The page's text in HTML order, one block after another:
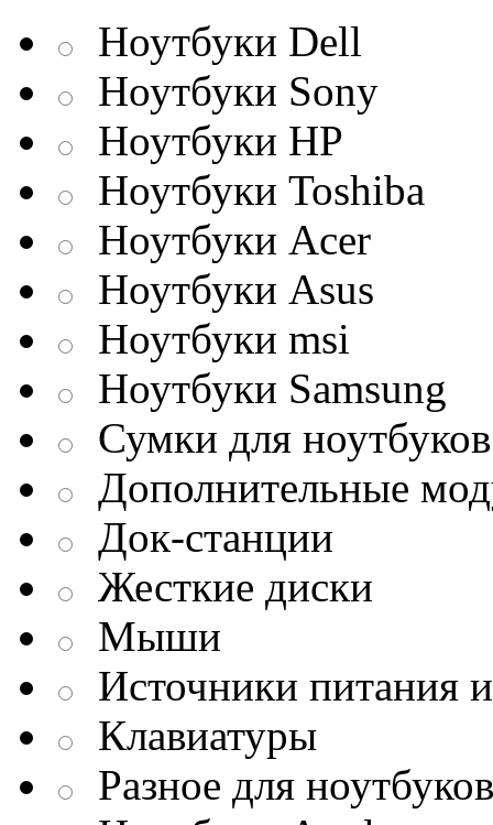
Ноутбуки Dell
Ноутбуки Sony
Ноутбуки HP
Ноутбуки Toshiba
Ноутбуки Acer
Ноутбуки Asus
Ноутбуки msi
Ноутбуки Samsung
Сумки для ноутбуков
Дополнительные
Док-станции
Жесткие диски
Мыши
Источники питания
Клавиатуры
Разное для ноутбуков